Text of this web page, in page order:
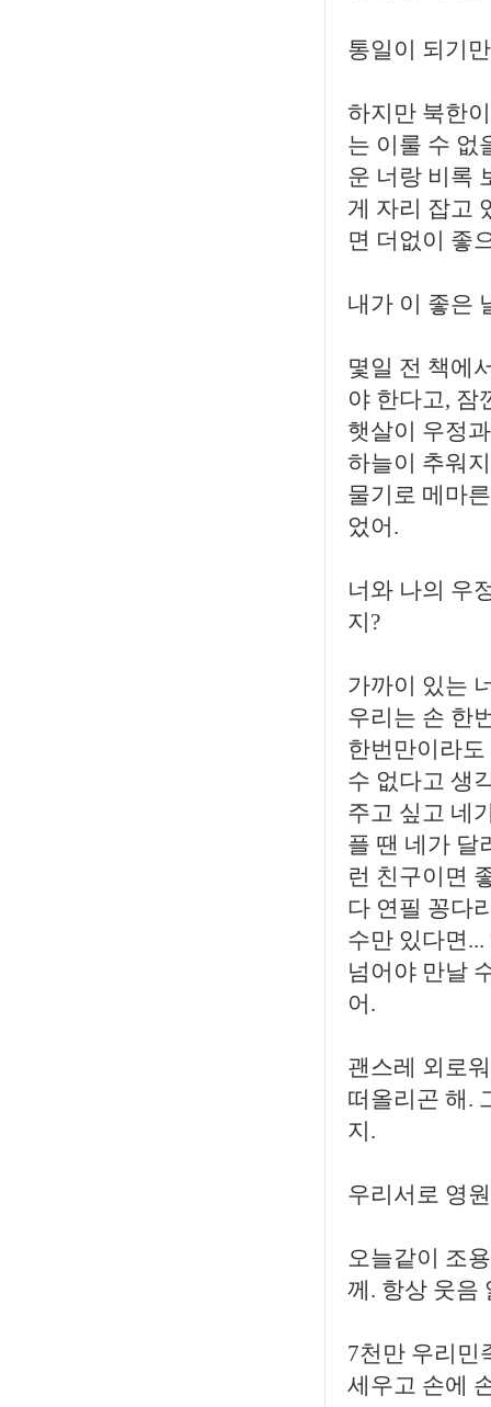
통일이 되기
하지만 북한
는 이룰 수 없
운 너랑 비록
게 자리 잡고
면 더없이 좋
내가 이 좋은
몇일 전 책에
야 한다고, 잠
햇살이 우정
하늘이 추워
물기로 메마
었어.
너와 나의 우
지?
가까이 있는
우리는 손 한
한번만이라
수 없다고 생
주고 싶고 네
플 땐 네가 달
런 친구이면
다 연필 꽁다
수만 있다면
넘어야 만날
어.
괜스레 외로
떠올리곤 해.
지.
우리서로 영
오늘같이 조
께. 항상 웃음
7천만 우리민
세우고 손에